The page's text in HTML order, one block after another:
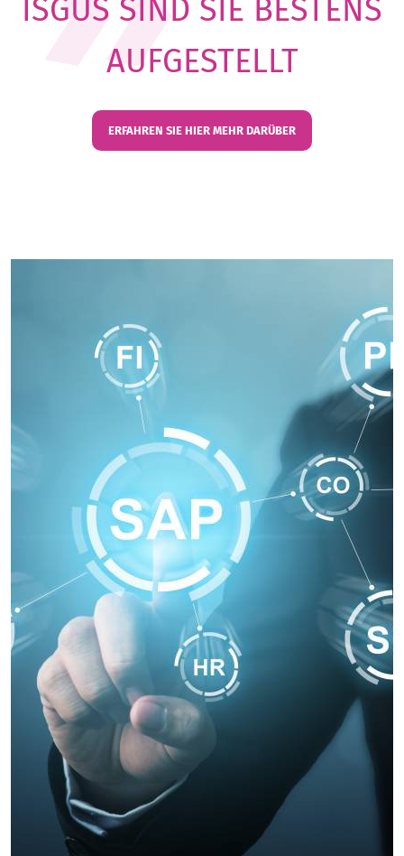
ISGUS SIND SIE BESTENS
AUFGESTELLT
ERFAHREN SIE HIER MEHR DARÜBER